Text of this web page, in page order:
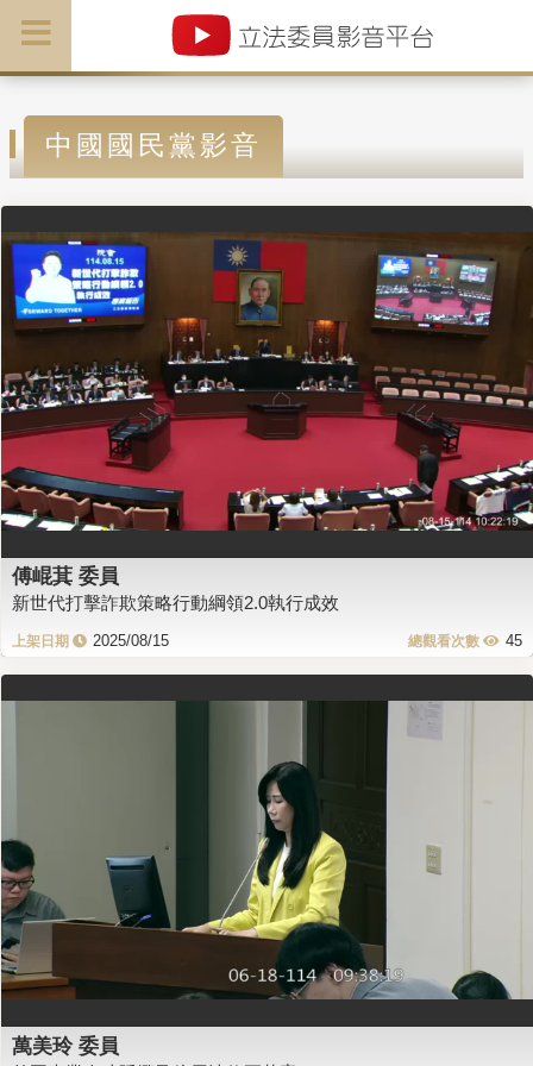
中國國民黨影音
傅崐萁 委員
新世代打擊詐欺策略行動綱領2.0執行成效
2025/08/15 45
萬美玲 委員